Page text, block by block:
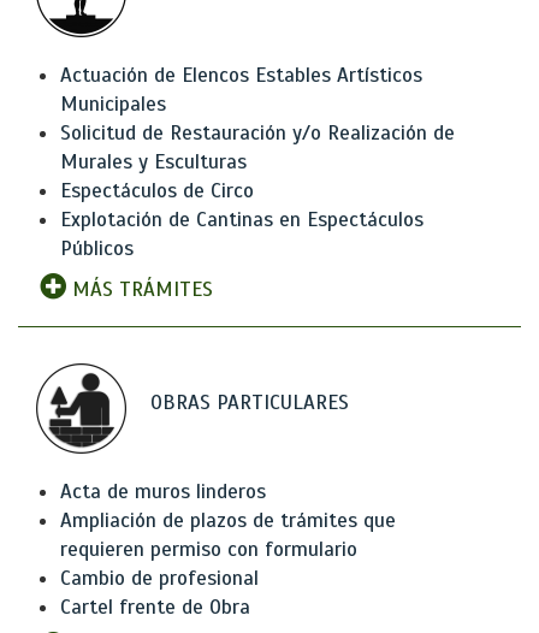
Actuación de Elencos Estables Artísticos
Municipales
Solicitud de Restauración y/o Realización de
Murales y Esculturas
Espectáculos de Circo
Explotación de Cantinas en Espectáculos
Públicos
MÁS TRÁMITES
OBRAS PARTICULARES
Acta de muros linderos
Ampliación de plazos de trámites que
requieren permiso con formulario
Cambio de profesional
Cartel frente de Obra